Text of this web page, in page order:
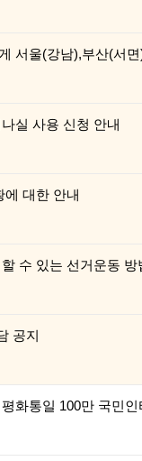
서울(강남),부산(서
실 사용 신청 안내
에 대한 안내
수 있는 선거운동
공지
화통일 100만 국민인